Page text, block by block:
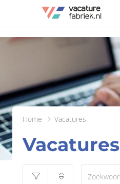
Home Vacatures
Vacatures